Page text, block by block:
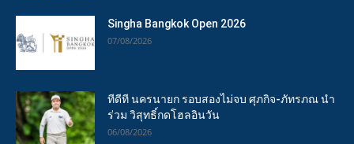
Singha Bangkok Open 2026
07/08/2026
ทีดีที นครนายก รอบสองไม่จบ ศุภกิจ-ภัทรภณ นำ
ร่วม วิสุทธิ์กดโฮลอินวัน
06/08/2026